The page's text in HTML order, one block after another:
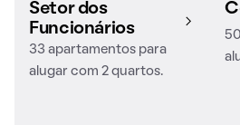
Setor dos
Funcionários
33 apartamentos para
alugar com 2 quartos.